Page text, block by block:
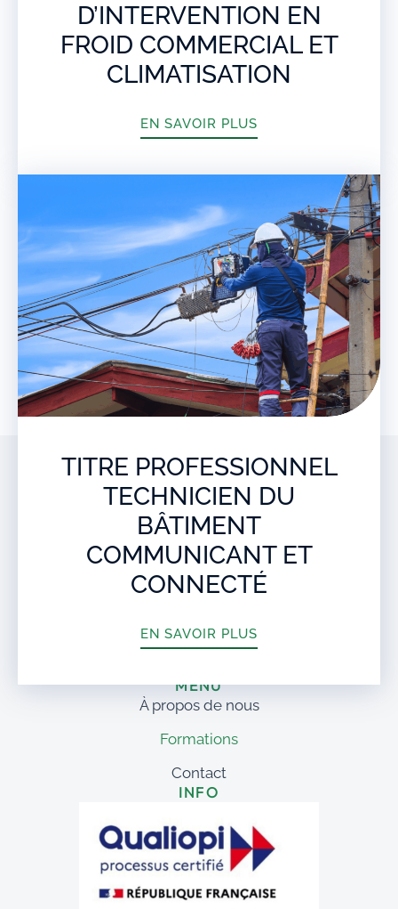
D’INTERVENTION EN
FROID COMMERCIAL ET
CLIMATISATION
EN SAVOIR PLUS
TITRE PROFESSIONNEL
TECHNICIEN DU
BÂTIMENT
COMMUNICANT ET
CONNECTÉ
EN SAVOIR PLUS
+594 (0)694 463 658
MENU
À propos de nous
Formations
Contact
INFO